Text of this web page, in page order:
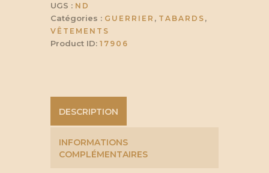
UGS : ND
Catégories : GUERRIER , TABARDS ,
VÊTEMENTS
Product ID: 17906
DESCRIPTION
INFORMATIONS
COMPLÉMENTAIRES